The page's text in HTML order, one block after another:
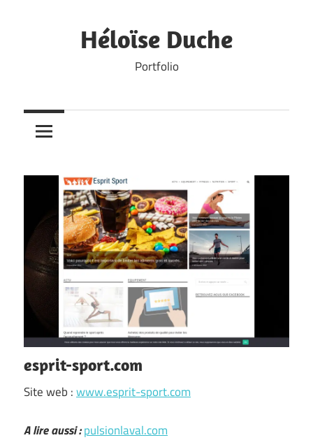
Héloïse Duche
Portfolio
esprit-sport.com
Site web :www.esprit-sport.com
A lire aussi :pulsionlaval.com